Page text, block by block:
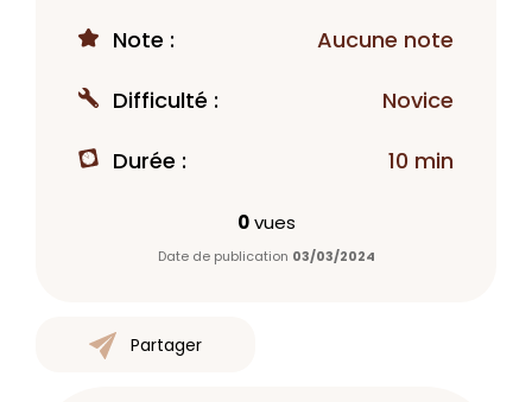
Note : Aucune note
Difficulté : Novice
Durée : 10 min
0vues
Date de publication 03/03/2024
Partager